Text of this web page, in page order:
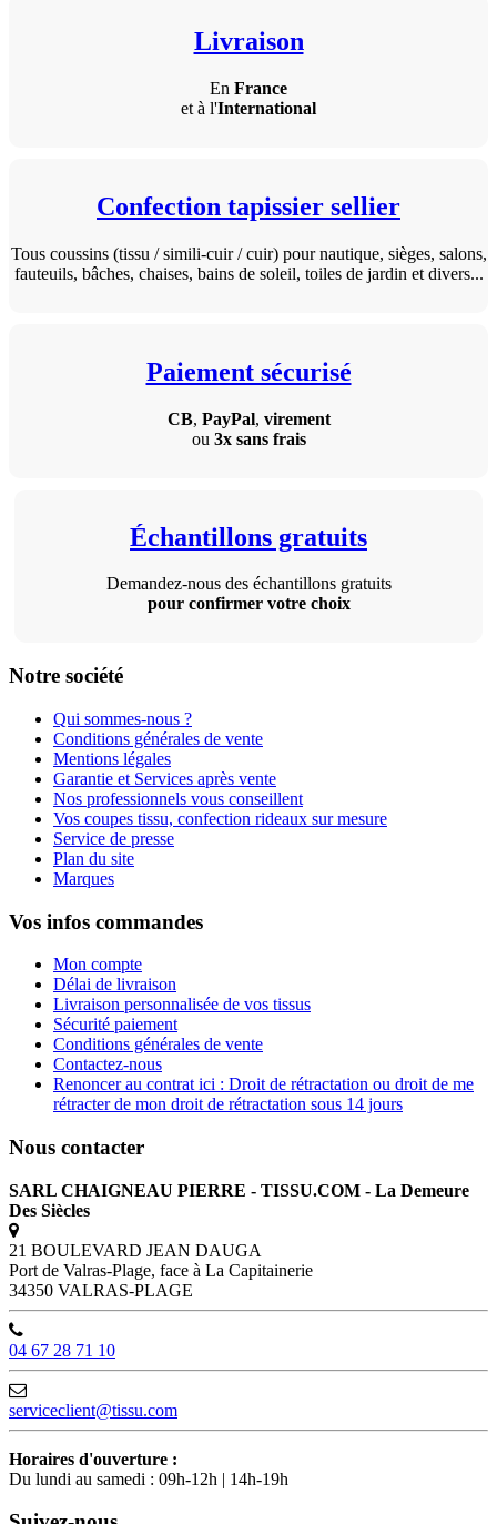
Livraison
En France
et à l'International
Confection tapissier sellier
Tous coussins (tissu / simili-cuir / cuir) pour nautique, sièges, salons,
fauteuils, bâches, chaises, bains de soleil, toiles de jardin et divers...
Paiement sécurisé
CB, PayPal, virement
ou 3x sans frais
Échantillons gratuits
Demandez-nous des échantillons gratuits
pour confirmer votre choix
Notre société
Qui sommes-nous ?
Conditions générales de vente
Mentions légales
Garantie et Services après vente
Nos professionnels vous conseillent
Vos coupes tissu, confection rideaux sur mesure
Service de presse
Plan du site
Marques
Vos infos commandes
Mon compte
Délai de livraison
Livraison personnalisée de vos tissus
Sécurité paiement
Conditions générales de vente
Contactez-nous
Renoncer au contrat ici : Droit de rétractation ou droit de me
rétracter de mon droit de rétractation sous 14 jours
Nous contacter
SARL CHAIGNEAU PIERRE - TISSU.COM - La Demeure
Des Siècles
21 BOULEVARD JEAN DAUGA
Port de Valras-Plage, face à La Capitainerie
34350 VALRAS-PLAGE
04 67 28 71 10
serviceclient@tissu.com
Horaires d'ouverture :
Du lundi au samedi : 09h-12h | 14h-19h